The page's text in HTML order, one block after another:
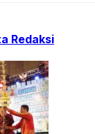
Redaksi